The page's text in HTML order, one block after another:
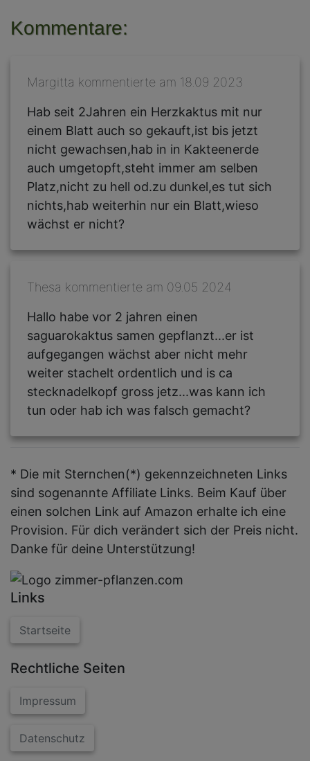
Kommentare:
Margitta kommentierte am 18.09 2023
Hab seit 2Jahren ein Herzkaktus mit nur
einem Blatt auch so gekauft,ist bis jetzt
nicht gewachsen,hab in in Kakteenerde
auch umgetopft,steht immer am selben
Platz,nicht zu hell od.zu dunkel,es tut sich
nichts,hab weiterhin nur ein Blatt,wieso
wächst er nicht?
Thesa kommentierte am 09.05 2024
Hallo habe vor 2 jahren einen
saguarokaktus samen gepflanzt...er ist
aufgegangen wächst aber nicht mehr
weiter stachelt ordentlich und is ca
stecknadelkopf gross jetz...was kann ich
tun oder hab ich was falsch gemacht?
* Die mit Sternchen(*) gekennzeichneten Links
sind sogenannte Affiliate Links. Beim Kauf über
einen solchen Link auf Amazon erhalte ich eine
Provision. Für dich verändert sich der Preis nicht.
Danke für deine Unterstützung!
Links
Startseite
Rechtliche Seiten
Impressum
Datenschutz